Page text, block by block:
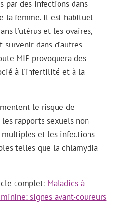
par des infections dans
la femme. Il est habituel
l'utérus et les ovaires,
survenir dans d'autres
MIP provoquera des
à l'infertilité et à la
le risque de
rapports sexuels non
multiples et les infections
telles que la chlamydia
complet: Maladies à
signes avant-coureurs